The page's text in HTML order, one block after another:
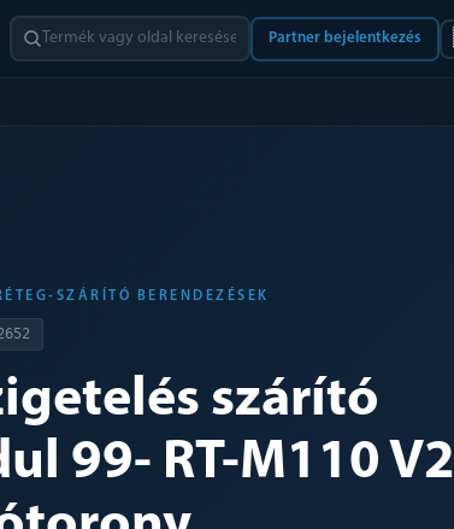
Partner bejelentkezés
SZÁRÍTÓ BERENDEZÉSEK
szárító
99- RT-M110